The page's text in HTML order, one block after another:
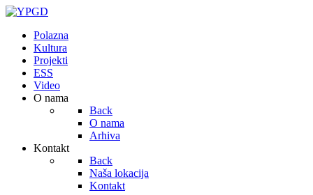
Polazna
Kultura
Projekti
ESS
Video
O nama
Back
O nama
Arhiva
Kontakt
Back
Naša lokacija
Kontakt